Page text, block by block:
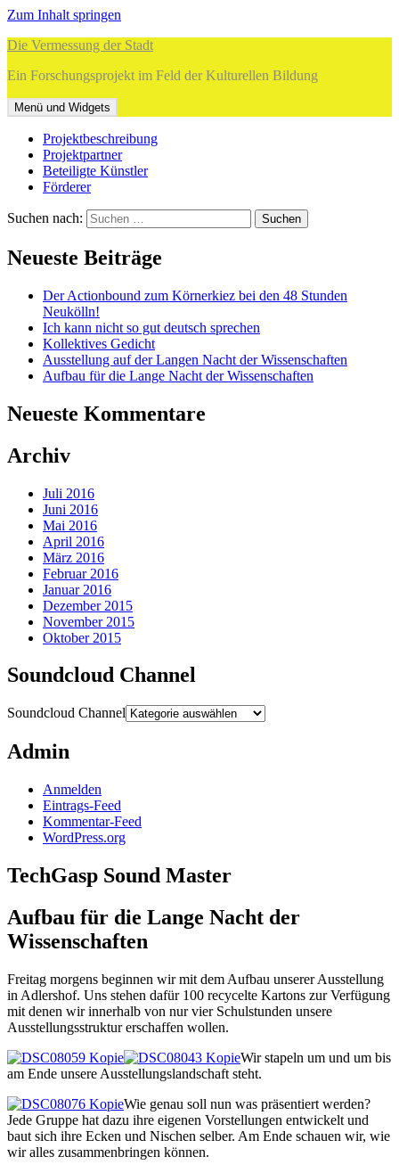
Zum Inhalt springen
Die Vermessung der Stadt
Ein Forschungsprojekt im Feld der Kulturellen Bildung
Menü und Widgets
Projektbeschreibung
Projektpartner
Beteiligte Künstler
Förderer
Suchen nach:
Neueste Beiträge
Der Actionbound zum Körnerkiez bei den 48 Stunden
Neukölln!
Ich kann nicht so gut deutsch sprechen
Kollektives Gedicht
Ausstellung auf der Langen Nacht der Wissenschaften
Aufbau für die Lange Nacht der Wissenschaften
Neueste Kommentare
Archiv
Juli 2016
Juni 2016
Mai 2016
April 2016
März 2016
Februar 2016
Januar 2016
Dezember 2015
November 2015
Oktober 2015
Soundcloud Channel
Soundcloud Channel
Admin
Anmelden
Eintrags-Feed
Kommentar-Feed
WordPress.org
TechGasp Sound Master
Aufbau für die Lange Nacht der
Wissenschaften
Freitag morgens beginnen wir mit dem Aufbau unserer Ausstellung
in Adlershof. Uns stehen dafür 100 recycelte Kartons zur Verfügung
mit denen wir innerhalb von nur vier Schulstunden unsere
Ausstellungsstruktur erschaffen wollen.
Wir stapeln um und um bis
am Ende unsere Ausstellungslandschaft steht.
Wie genau soll nun was präsentiert werden?
Jede Gruppe hat dazu ihre eigenen Vorstellungen entwickelt und
baut sich ihre Ecken und Nischen selber. Am Ende schauen wir, wie
wir alles zusammenbringen können.